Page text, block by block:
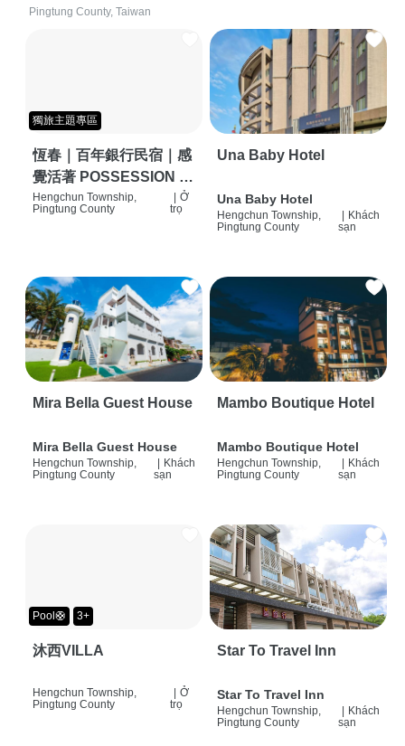
Pingtung County, Taiwan
獨旅主題專區
恆春｜百年銀行民宿｜感
覺活著 POSSESSION |
背包客棧 | 恆春必住特色
Hengchun Township,
Pingtung County
Ở
trọ
Una Baby Hotel
Una Baby Hotel
Hengchun Township,
Pingtung County
Khách
sạn
Mira Bella Guest House
Mira Bella Guest House
Hengchun Township,
Pingtung County
Khách
sạn
Mambo Boutique Hotel
Mambo Boutique Hotel
Hengchun Township,
Pingtung County
Khách
sạn
Pool🛟 3+
沐西VILLA
Hengchun Township,
Pingtung County
Ở
trọ
Star To Travel Inn
Star To Travel Inn
Hengchun Township,
Pingtung County
Khách
sạn